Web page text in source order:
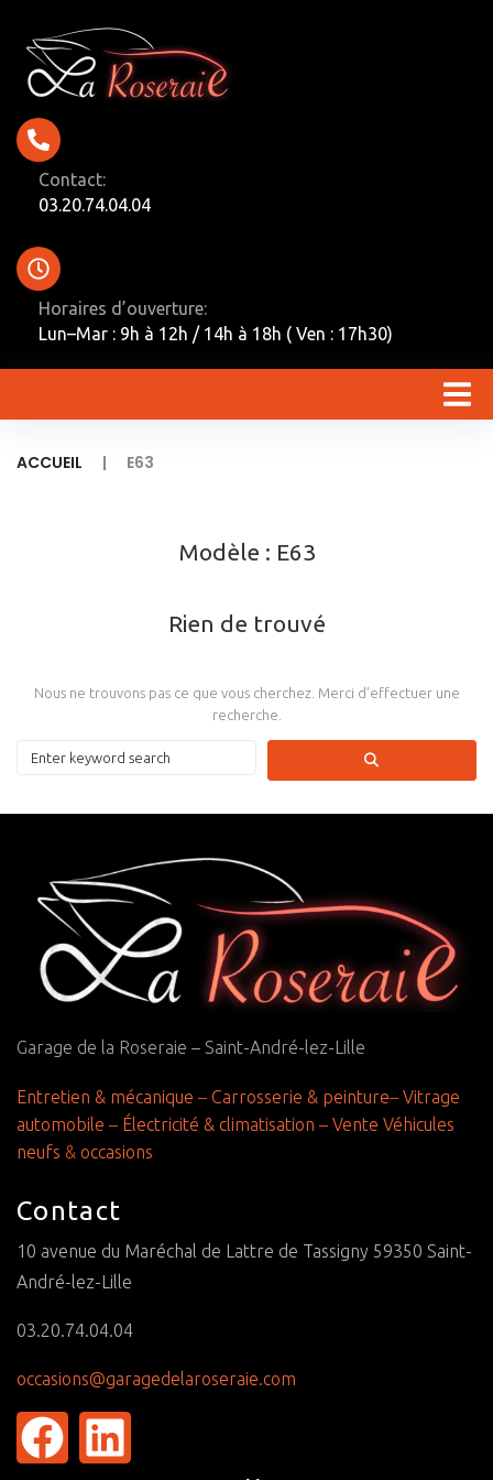
Contact:
03.20.74.04.04
Horaires d’ouverture:
Lun–Mar : 9h à 12h / 14h à 18h ( Ven : 17h30)
ACCUEIL | E63
Modèle : E63
Rien de trouvé
Nous ne trouvons pas ce que vous cherchez. Merci d’effectuer une
recherche.
Garage de la Roseraie – Saint-André-lez-Lille
Entretien & mécanique – Carrosserie & peinture– Vitrage
automobile – Électricité & climatisation – Vente Véhicules
neufs & occasions
Contact
10 avenue du Maréchal de Lattre de Tassigny 59350 Saint-
André-lez-Lille
03.20.74.04.04
occasions@garagedelaroseraie.com